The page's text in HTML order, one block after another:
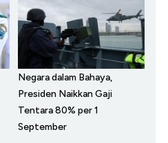
Negara dalam Bahaya,
Presiden Naikkan Gaji
Tentara 80% per 1
September